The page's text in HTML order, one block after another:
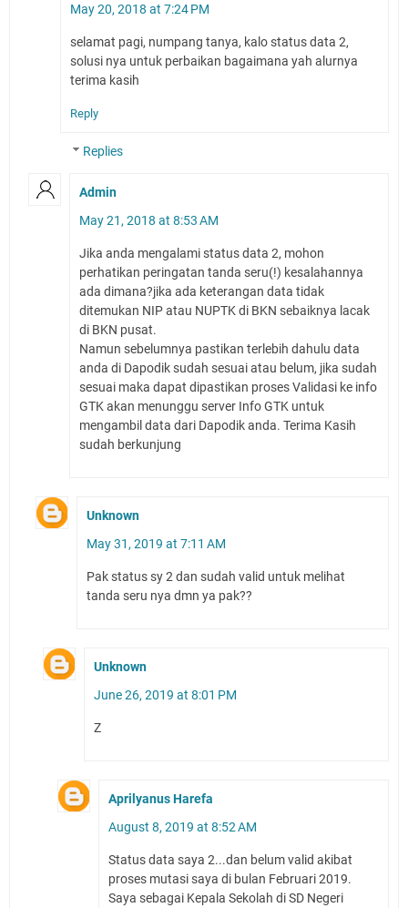
May 20, 2018 at 7:24 PM
selamat pagi, numpang tanya, kalo status data 2,
solusi nya untuk perbaikan bagaimana yah alurnya
terima kasih
Reply
Replies
Admin
May 21, 2018 at 8:53 AM
Jika anda mengalami status data 2, mohon
perhatikan peringatan tanda seru(!) kesalahannya
ada dimana?jika ada keterangan data tidak
ditemukan NIP atau NUPTK di BKN sebaiknya lacak
di BKN pusat.
Namun sebelumnya pastikan terlebih dahulu data
anda di Dapodik sudah sesuai atau belum, jika sudah
sesuai maka dapat dipastikan proses Validasi ke info
GTK akan menunggu server Info GTK untuk
mengambil data dari Dapodik anda. Terima Kasih
sudah berkunjung
Unknown
May 31, 2019 at 7:11 AM
Pak status sy 2 dan sudah valid untuk melihat
tanda seru nya dmn ya pak??
Unknown
June 26, 2019 at 8:01 PM
Z
Aprilyanus Harefa
August 8, 2019 at 8:52 AM
Status data saya 2...dan belum valid akibat
proses mutasi saya di bulan Februari 2019.
Saya sebagai Kepala Sekolah di SD Negeri